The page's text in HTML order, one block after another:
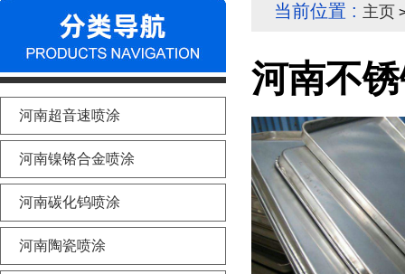
当前位置 : 主页
河南不
河南超音速喷涂
河南镍铬合金喷涂
河南碳化钨喷涂
河南陶瓷喷涂